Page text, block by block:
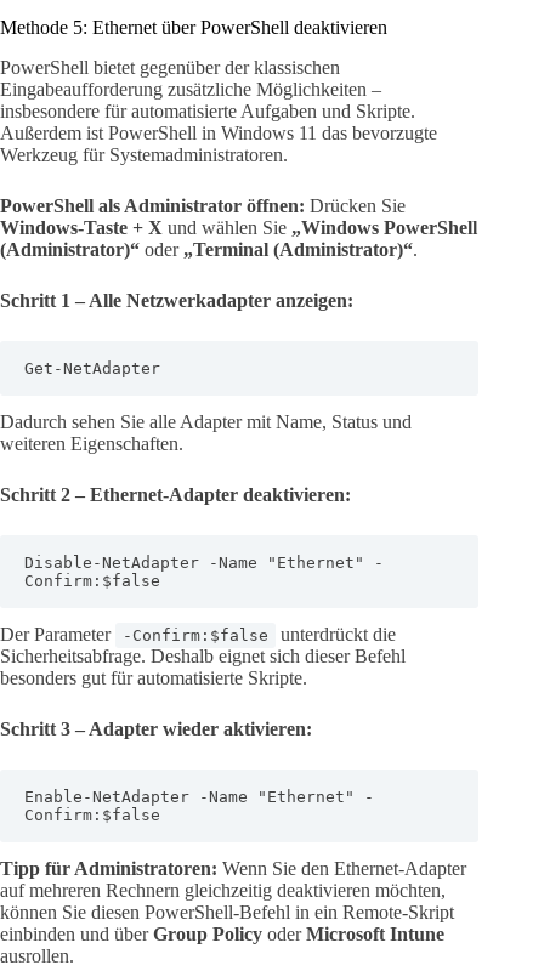
Methode 5: Ethernet über PowerShell deaktivieren
PowerShell bietet gegenüber der klassischen
Eingabeaufforderung zusätzliche Möglichkeiten –
insbesondere für automatisierte Aufgaben und Skripte.
Außerdem ist PowerShell in Windows 11 das bevorzugte
Werkzeug für Systemadministratoren.
PowerShell als Administrator öffnen: Drücken Sie
Windows-Taste + X und wählen Sie „Windows PowerShell
(Administrator)“ oder „Terminal (Administrator)“.
Schritt 1 – Alle Netzwerkadapter anzeigen:
Get-NetAdapter
Dadurch sehen Sie alle Adapter mit Name, Status und
weiteren Eigenschaften.
Schritt 2 – Ethernet-Adapter deaktivieren:
Disable-NetAdapter -Name "Ethernet" -
Confirm:$false
Der Parameter -Confirm:$false
unterdrückt die
Sicherheitsabfrage. Deshalb eignet sich dieser Befehl
besonders gut für automatisierte Skripte.
Schritt 3 – Adapter wieder aktivieren:
Enable-NetAdapter -Name "Ethernet" -
Confirm:$false
Tipp für Administratoren: Wenn Sie den Ethernet-Adapter
auf mehreren Rechnern gleichzeitig deaktivieren möchten,
können Sie diesen PowerShell-Befehl in ein Remote-Skript
einbinden und überGroup Policy oderMicrosoft Intune
ausrollen.